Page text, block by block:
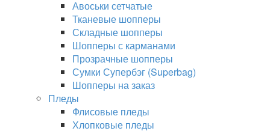
Авоськи сетчатые
Тканевые шопперы
Складные шопперы
Шопперы с карманами
Прозрачные шопперы
Сумки Супербэг (Superbag)
Шопперы на заказ
Пледы
Флисовые пледы
Хлопковые пледы